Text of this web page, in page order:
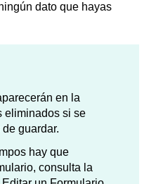
dato que hayas
en la
eliminados si se
guardar.
hay que
consulta la